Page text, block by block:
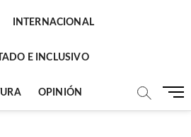
INTERNACIONAL
E INCLUSIVO
OPINIÓN
B